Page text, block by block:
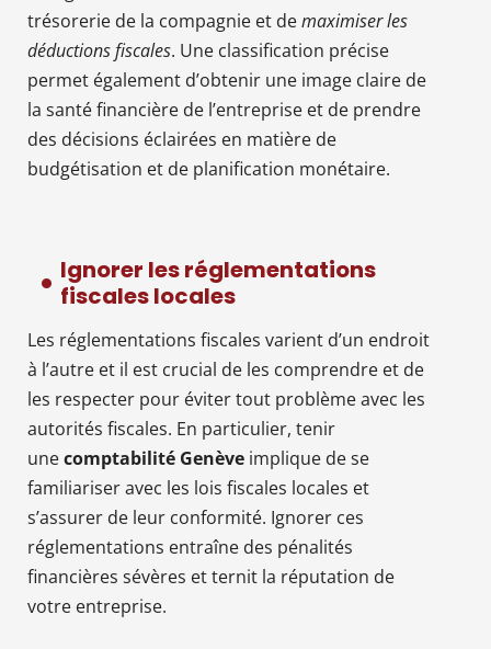
trésorerie de la compagnie et demaximiser les
déductions fiscales. Une classification précise
permet également d’obtenir une image claire de
la santé financière de l’entreprise et de prendre
des décisions éclairées en matière de
budgétisation et de planification monétaire.
Ignorer les réglementations
fiscales locales
Les réglementations fiscales varient d’un endroit
à l’autre et il est crucial de les comprendre et de
les respecter pour éviter tout problème avec les
autorités fiscales. En particulier, tenir
unecomptabilité Genève implique de se
familiariser avec les lois fiscales locales et
s’assurer de leur conformité. Ignorer ces
réglementations entraîne des pénalités
financières sévères et ternit la réputation de
votre entreprise.